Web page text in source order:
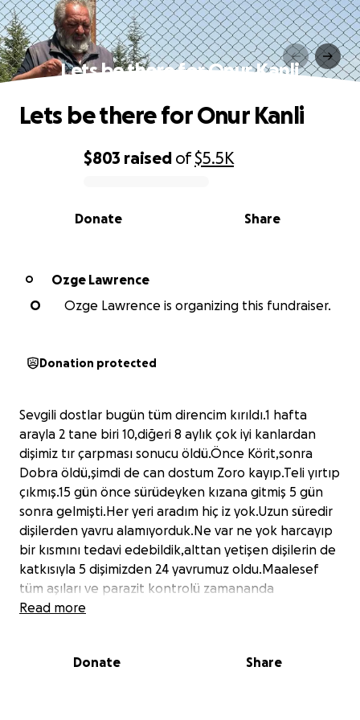
Lets be there for Onur Kanli
0% complete
$803 raised of$5.5K
Share
Donate
Lets be there for Onur Kanli
O
Ozge Lawrence
O
Ozge Lawrence is organizing this fundraiser.
Donation protected
Sevgili dostlar bugün tüm direncim kırıldı.1 hafta
arayla 2 tane biri 10,diğeri 8 aylık çok iyi kanlardan
dişimiz tır çarpması sonucu öldü.Önce Körit,sonra
Dobra öldü,şimdi de can dostum Zoro kayıp.Teli yırtıp
çıkmış.15 gün önce sürüdeyken kızana gitmiş 5 gün
sonra gelmişti.Her yeri aradım hiç iz yok.Uzun süredir
dişilerden yavru alamıyorduk.Ne var ne yok harcayıp
bir kısmını tedavi edebildik,alttan yetişen dişilerin de
katkısıyla 5 dişimizden 24 yavrumuz oldu.Maalesef
tüm aşıları ve parazit kontrolü zamananda
yapılmasına rağmen daha önce pek görmediğim bir
sürüsündeki 3 damızlık köpeğimiz bilmediğimiz
Read more
Donate Share